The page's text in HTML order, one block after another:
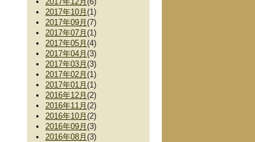
2017年10月 (1)
2017年09月 (7)
2017年07月 (1)
2017年05月 (4)
2017年04月 (3)
2017年03月 (3)
2017年02月 (1)
2017年01月 (1)
2016年12月 (2)
2016年11月 (2)
2016年10月 (2)
2016年09月 (3)
2016年08月 (3)